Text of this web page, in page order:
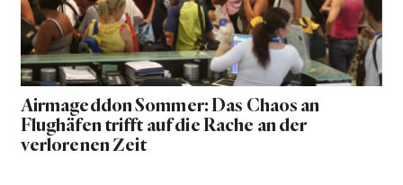
Airmageddon Sommer: Das Chaos an
Flughäfen trifft auf die Rache an der
verlorenen Zeit